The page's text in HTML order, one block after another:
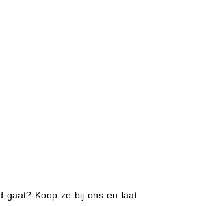
gaat? Koop ze bij ons en laat